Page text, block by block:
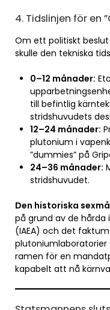
4. Tidslinjen för en
Om ett politiskt
skulle den tekniska
0–12 månader:
till befintlig
stridshuvudets
12–24 månader:
plutonium i
”dummies” på
24–36 månader:
stridshuvudet.
Den historiska
på grund av de hårda
(IAEA) och det
plutoniumlaboratorier
ramen för en
kapabelt att nå